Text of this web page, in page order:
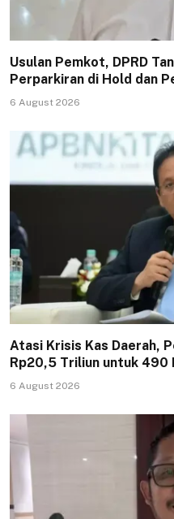
Usulan Pemkot, DPRD
Perparkiran di Hold dan
6 August 2026
Atasi Krisis Kas Daerah,
Rp20,5 Triliun untuk 490
6 August 2026